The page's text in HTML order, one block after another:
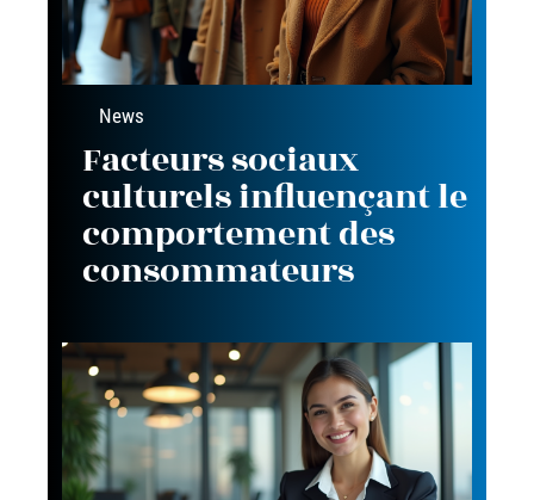
News
Facteurs sociaux
culturels influençant le
comportement des
consommateurs